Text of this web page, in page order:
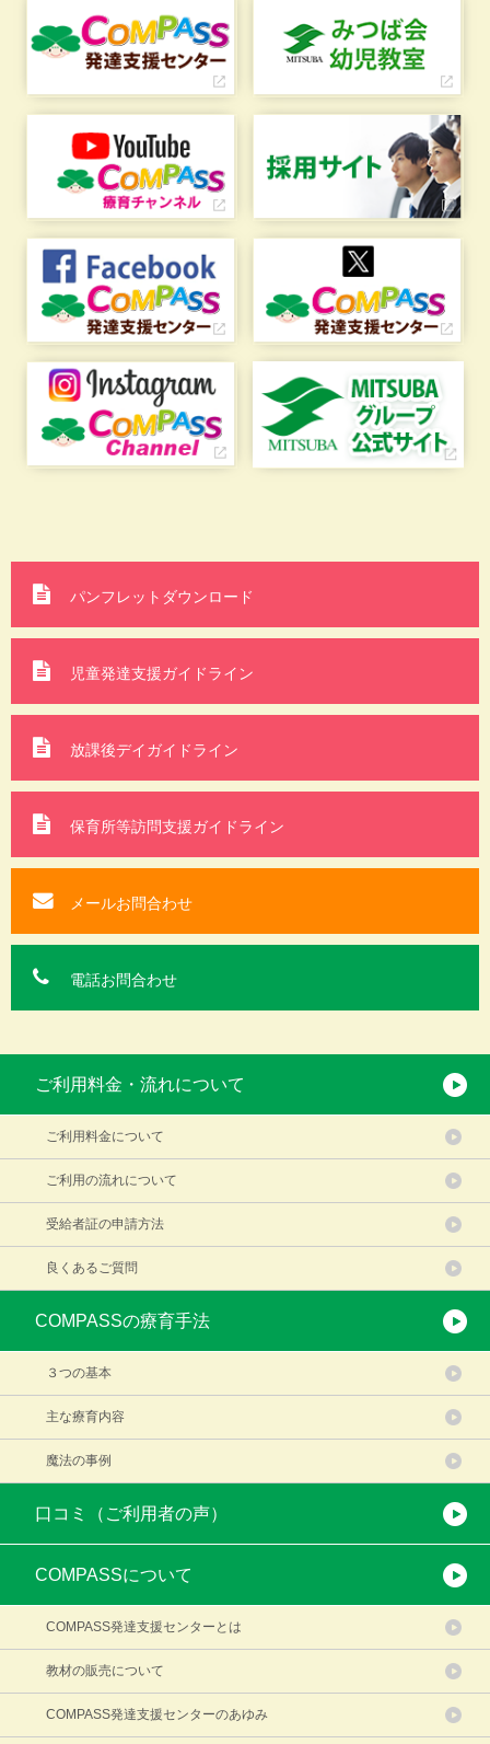
ご利用料金・流れについて
ご利用料金について
ご利用の流れについて
受給者証の申請方法
良くあるご質問
COMPASSの療育手法
３つの基本
主な療育内容
魔法の事例
口コミ（ご利用者の声）
COMPASSについて
COMPASS発達支援センターとは
教材の販売について
COMPASS発達支援センターのあゆみ
パンフレットダウンロード
児童発達支援ガイドライン
放課後デイガイドライン
保育所等訪問支援ガイドライン
メールお問合わせ
電話お問合わせ